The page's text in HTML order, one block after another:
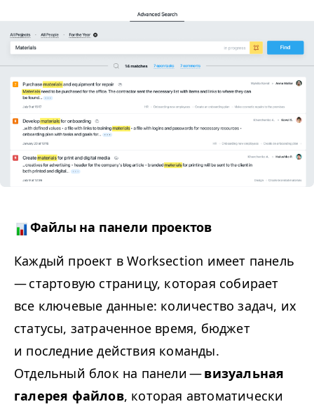
Файлы на панели проектов
Каждый проект в Work­sec­tion имеет панель
— стартовую страницу, которая собирает
все ключевые данные: количество задач, их
статусы, затраченное время, бюджет
и последние действия команды.
Отдельный блок на панели —визуальная
галерея файлов, которая автоматически